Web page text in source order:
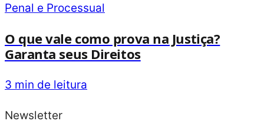
Penal e Processual
O que vale como prova na Justiça?
Garanta seus Direitos
3 min de leitura
Newsletter